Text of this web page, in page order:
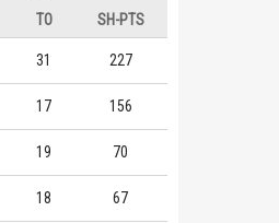
TO SH-PTS
31 227
17 156
19 70
18 67